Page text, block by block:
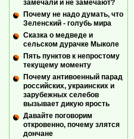
замечали и не замечают?
Почему не надо думать, что
Зеленский - голубь мира
Сказка о медведе и
сельском дурачке Мыколе
Пять пунктов к непростому
текущему моменту
Почему антивоенный парад
российских, украинских и
зарубежных селебов
вызывает дикую ярость
Давайте поговорим
откровенно, почему злятся
дончане